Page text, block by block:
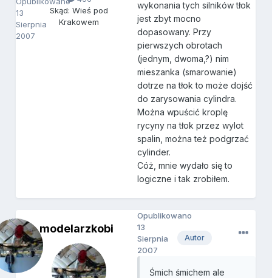
13
Sierpnia
2007
Skąd: Wieś pod
Krakowem
wykonania tych silników tłok
jest zbyt mocno
dopasowany. Przy
pierwszych obrotach
(jednym, dwoma,?) nim
mieszanka (smarowanie)
dotrze na tłok to może dojść
do zarysowania cylindra.
Można wpuścić kroplę
rycyny na tłok przez wylot
spalin, można też podgrzać
cylinder.
Cóż, mnie wydało się to
logiczne i tak zrobiłem.
modelarzkobi
Autor
Opublikowano
13
Sierpnia
2007
Śmich śmichem ale